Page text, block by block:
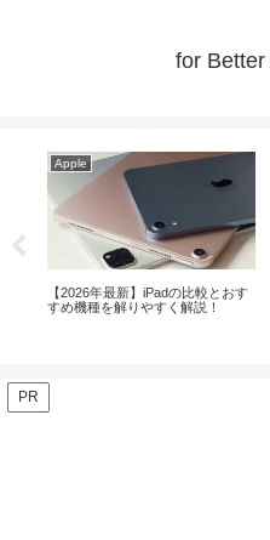
for
Apple
【2026年最新】iPadの比較とおす
すめ機種を解りやすく解説！
PR